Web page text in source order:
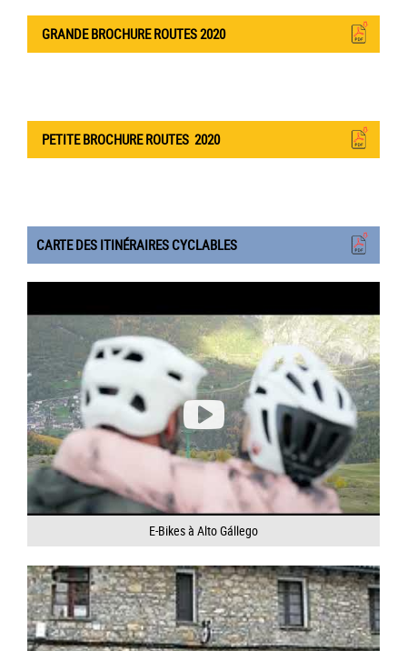
GRANDE BROCHURE ROUTES 2020
PETITE BROCHURE ROUTES 2020
CARTE DES ITINÉRAIRES CYCLABLES
E-Bikes à Alto Gállego